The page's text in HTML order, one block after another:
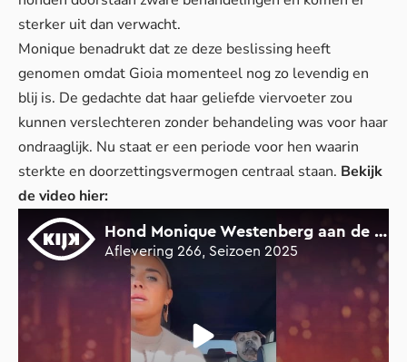
sterker uit dan verwacht.
Monique benadrukt dat ze deze beslissing heeft
genomen omdat Gioia momenteel nog zo levendig en
blij is. De gedachte dat haar geliefde viervoeter zou
kunnen verslechteren zonder behandeling was voor haar
ondraaglijk. Nu staat er een periode voor hen waarin
sterkte en doorzettingsvermogen centraal staan. Bekijk
de video hier: